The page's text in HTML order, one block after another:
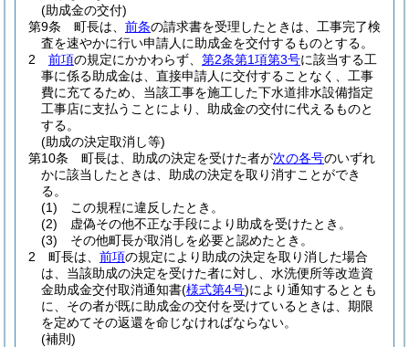
(助成金の交付)
第9条
町長は、 前条の請求書を受理したときは、工事完了検
査を速やかに行い申請人に助成金を交付するものとする。
2
前項の規定にかかわらず、 第2条第1項第3号に該当する工
事に係る助成金は、直接申請人に交付することなく、工事
費に充てるため、当該工事を施工した下水道排水設備指定
工事店に支払うことにより、助成金の交付に代えるものと
する。
(助成の決定取消し等)
第10条
町長は、助成の決定を受けた者が次の各号のいずれ
かに該当したときは、助成の決定を取り消すことができ
る。
(1)
この規程に違反したとき。
(2)
虚偽その他不正な手段により助成を受けたとき。
(3)
その他町長が取消しを必要と認めたとき。
2
町長は、 前項の規定により助成の決定を取り消した場合
は、当該助成の決定を受けた者に対し、水洗便所等改造資
金助成金交付取消通知書(様式第4号)により通知するととも
に、その者が既に助成金の交付を受けているときは、期限
を定めてその返還を命じなければならない。
(補則)